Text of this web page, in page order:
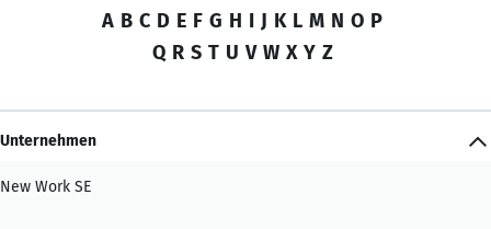
A B C D E F G H I J K L M N O P
Q R S T U V W X Y Z
Unternehmen
New Work SE